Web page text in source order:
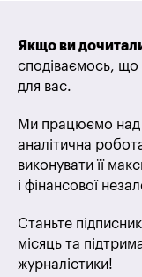
Якщо ви
сподіваємось, що
для вас.
Ми працюємо над
аналітична
виконувати її
і фінансової
Станьте
місяць та
журналістики!